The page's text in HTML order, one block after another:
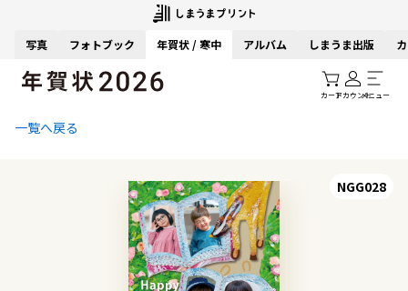
写真 フォトブック 年賀状 / 寒中 アルバム しまうま出版
カートアカウントメニュー
一覧へ戻る
NGG028